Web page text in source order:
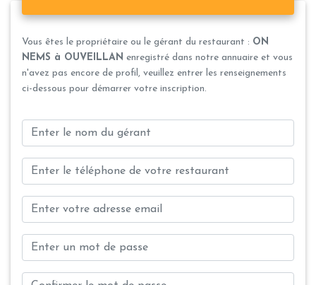
Vous êtes le propriétaire ou le gérant du restaurant : ON
NEMS à OUVEILLAN enregistré dans notre annuaire et vous
n'avez pas encore de profil, veuillez entrer les renseignements
ci-dessous pour démarrer votre inscription.